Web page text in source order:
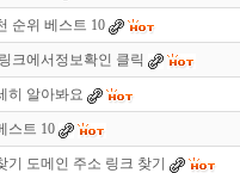
순위 베스트 10
크에서정보확인 클릭
히 알아봐요
스트 10
기 도메인 주소 링크 찾기